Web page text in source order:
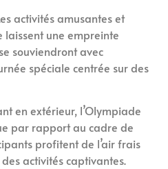
activités amusantes et
laissent une empreinte
souviendront avec
spéciale centrée sur des
en extérieur, l’Olympiade
par rapport au cadre de
profitent de l’air frais
activités captivantes.